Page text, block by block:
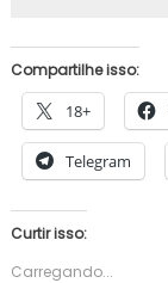
Compartilhe isso:
18+
Telegram
Curtir isso:
Carregando...